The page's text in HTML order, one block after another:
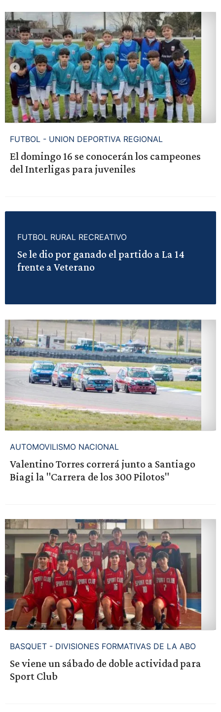
FUTBOL - UNION DEPORTIVA REGIONAL
El domingo 16 se conocerán los campeones
del Interligas para juveniles
FUTBOL RURAL RECREATIVO
Se le dio por ganado el partido a La 14
frente a Veterano
AUTOMOVILISMO NACIONAL
Valentino Torres correrá junto a Santiago
Biagi la "Carrera de los 300 Pilotos"
BASQUET - DIVISIONES FORMATIVAS DE LA ABO
Se viene un sábado de doble actividad para
Sport Club